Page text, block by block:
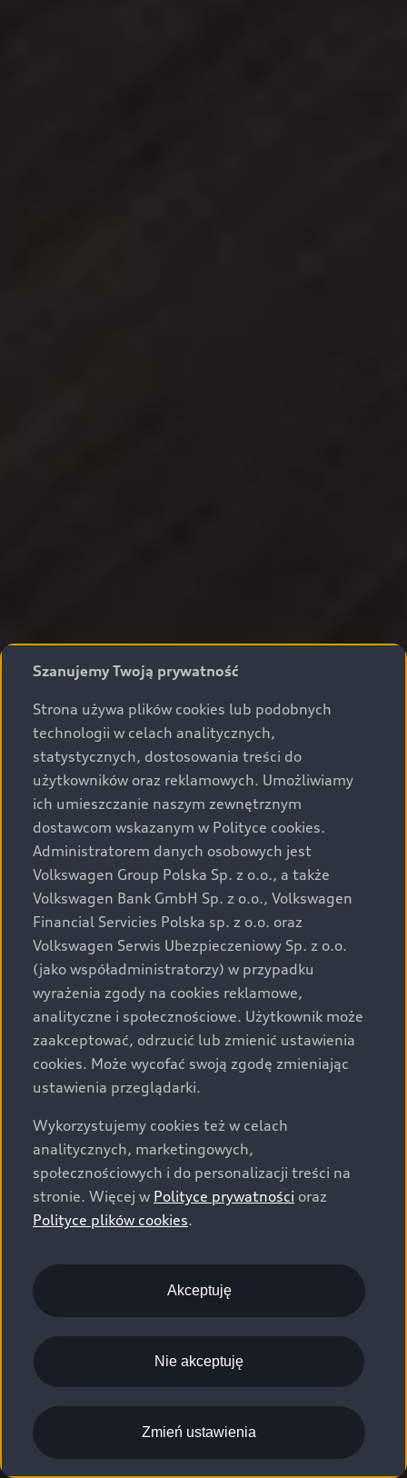
Szanujemy Twoją prywatność
Strona używa plików cookies lub podobnych
technologii w celach analitycznych,
statystycznych, dostosowania treści do
użytkowników oraz reklamowych. Umożliwiamy
ich umieszczanie naszym zewnętrznym
dostawcom wskazanym w Polityce cookies.
Administratorem danych osobowych jest
Volkswagen Group Polska Sp. z o.o., a także
Volkswagen Bank GmbH Sp. z o.o., Volkswagen
Financial Servicies Polska sp. z o.o. oraz
Volkswagen Serwis Ubezpieczeniowy Sp. z o.o.
(jako współadministratorzy) w przypadku
wyrażenia zgody na cookies reklamowe,
analityczne i społecznościowe. Użytkownik może
zaakceptować, odrzucić lub zmienić ustawienia
cookies. Może wycofać swoją zgodę zmieniając
ustawienia przeglądarki.
Wykorzystujemy cookies też w celach
analitycznych, marketingowych,
społecznościowych i do personalizacji treści na
stronie. Więcej w Polityce prywatności oraz
Polityce plików cookies.
Akceptuję
Nie akceptuję
Zmień ustawienia